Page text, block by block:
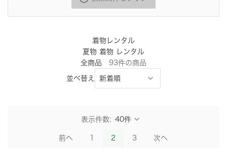
着物レンタル
夏物 着物 レンタル
全商品 93件の商品
並べ替え
表示件数:
前へ 2 3 次へ